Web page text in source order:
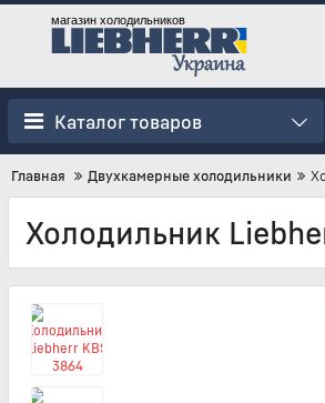
магазин холодильников
Каталог товаров
Главная Двухкамерные холодильники
Холодильник